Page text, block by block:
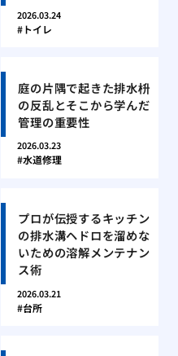
2026.03.24
トイレ
庭の片隅で起きた排水枡
の反乱とそこから学んだ
管理の重要性
2026.03.23
水道修理
プロが伝授するキッチン
の排水溝ヘドロを溜めな
いための溶解メンテナン
ス術
2026.03.21
台所